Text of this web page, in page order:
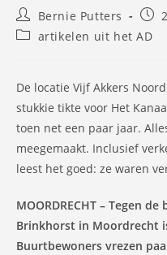
Bericht
auteur:
Bernie Putters
op:
Berichtcategorie:
artikelen uit het AD
De locatie Vijf Akkers
stukkie tikte voor Het
toen net een paar jaar.
meegemaakt. Inclusief
leest het goed: ze waren
MOORDRECHT – Tegen
Brinkhorst in Moordrecht
Buurtbewoners vrezen